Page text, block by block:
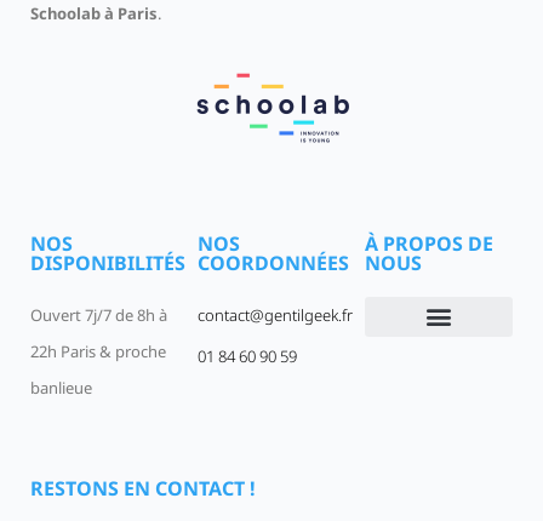
Schoolab à Paris.
NOS
DISPONIBILITÉS
Ouvert 7j/7 de 8h à
22h Paris & proche
banlieue
NOS
COORDONNÉES
contact@gentilgeek.fr
01 84 60 90 59
À PROPOS DE
NOUS
RESTONS EN CONTACT !